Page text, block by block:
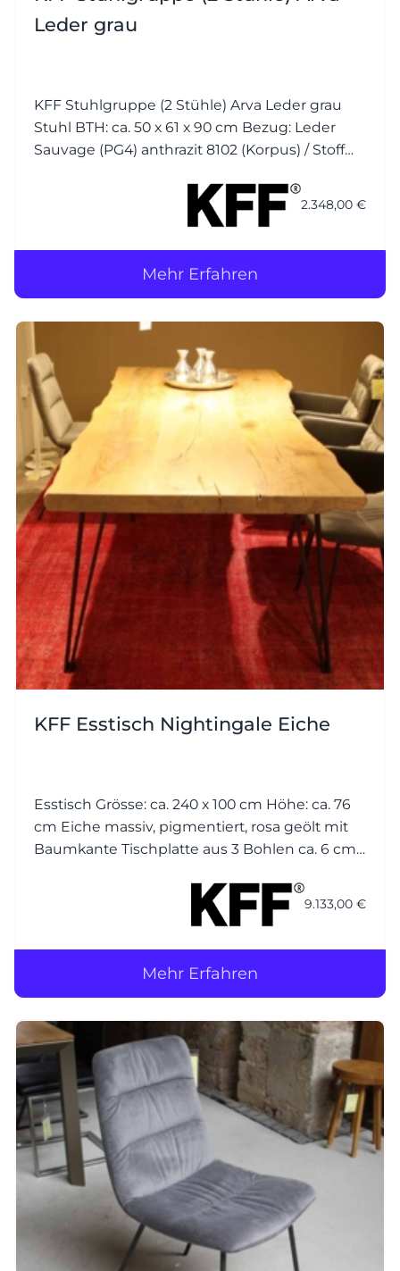
Leder grau
KFF Stuhlgruppe (2 Stühle) Arva Leder grau
Stuhl BTH: ca. 50 x 61 x 90 cm Bezug: Leder
Sauvage (PG4) anthrazit 8102 (Korpus) / Stoff
2.348,00 €
Mehr Erfahren
KFF Esstisch Nightingale Eiche
Esstisch Grösse: ca. 240 x 100 cm Höhe: ca. 76
cm Eiche massiv, pigmentiert, rosa geölt mit
Baumkante Tischplatte aus 3 Bohlen ca. 6 cm
9.133,00 €
Mehr Erfahren